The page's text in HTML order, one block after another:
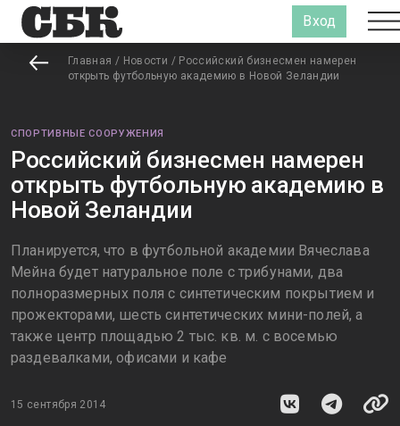
Вход
Главная / Новости / Российский бизнесмен намерен
открыть футбольную академию в Новой Зеландии
СПОРТИВНЫЕ СООРУЖЕНИЯ
Российский бизнесмен намерен
открыть футбольную академию в
Новой Зеландии
Планируется, что в футбольной академии Вячеслава
Мейна будет натуральное поле с трибунами, два
полноразмерных поля с синтетическим покрытием и
прожекторами, шесть синтетических мини-полей, а
также центр площадью 2 тыс. кв. м. с восемью
раздевалками, офисами и кафе
15 сентября 2014